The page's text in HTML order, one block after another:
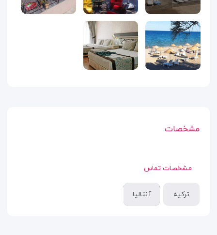
مشخصات
مشخصات تماس
ترکیه آنتالیا